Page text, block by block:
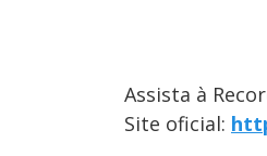
Assista à
Site oficial: